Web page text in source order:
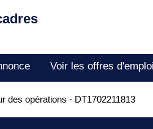
Voir les offres d'emploi
des opérations - DT1702211813